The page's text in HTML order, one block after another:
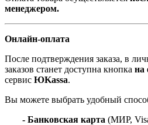
менеджером.
Онлайн-оплата
После подтверждения заказа, в
заказов станет доступна кнопка на
сервис ЮKassa.
Вы можете выбрать удобный
- Банковская карта (МИР,